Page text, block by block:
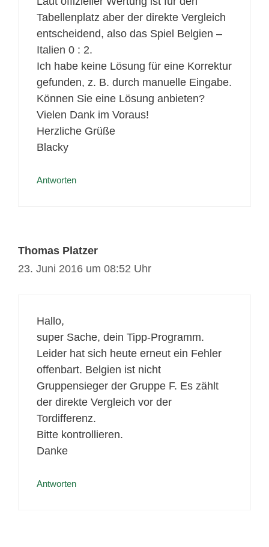
Tabellenplatz aber der direkte Vergleich
entscheidend, also das Spiel Belgien –
Italien 0 : 2.
Ich habe keine Lösung für eine Korrektur
gefunden, z. B. durch manuelle Eingabe.
Können Sie eine Lösung anbieten?
Vielen Dank im Voraus!
Herzliche Grüße
Blacky
Antworten
Thomas Platzer
23. Juni 2016 um 08:52 Uhr
Hallo,
super Sache, dein Tipp-Programm.
Leider hat sich heute erneut ein Fehler
offenbart. Belgien ist nicht
Gruppensieger der Gruppe F. Es zählt
der direkte Vergleich vor der
Tordifferenz.
Bitte kontrollieren.
Danke
Antworten